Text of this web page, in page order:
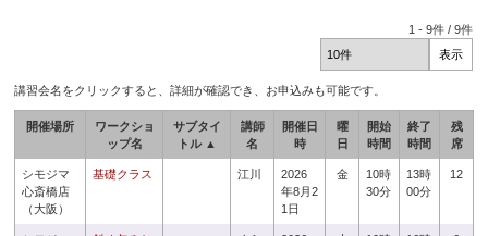
1 -9件 /9件
講習会名をクリックすると、詳細が確認でき、お申込みも可能です。
開催場所
ワークショ
ップ名
サブタイ
トル ▲
講師
名
開催日
時
曜
日
開始
時間
終了
時間
残
席
シモジマ
心斎橋店
（大阪）
基礎クラス 江川
2026
年8月2
1日
金
10時
30分
13時
00分
12